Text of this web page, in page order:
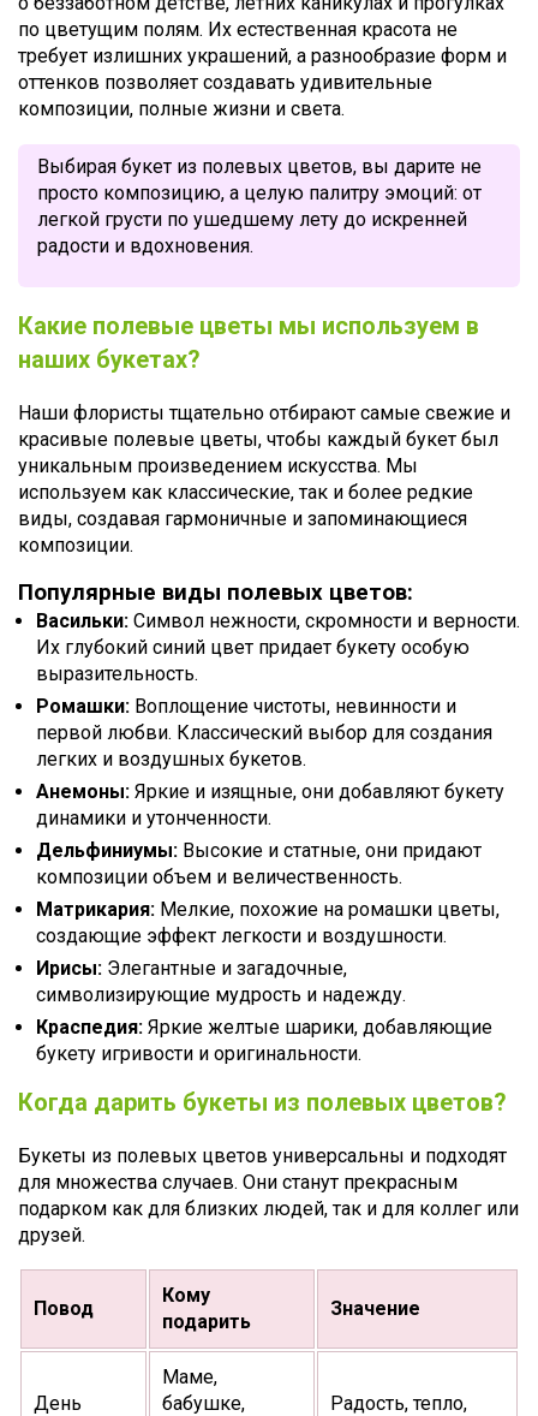
по цветущим полям. Их естественная красота не
требует излишних украшений, а разнообразие форм и
оттенков позволяет создавать удивительные
композиции, полные жизни и света.
Выбирая букет из полевых цветов, вы дарите не
просто композицию, а целую палитру эмоций: от
легкой грусти по ушедшему лету до искренней
радости и вдохновения.
Какие полевые цветы мы используем в
наших букетах?
Наши флористы тщательно отбирают самые свежие и
красивые полевые цветы, чтобы каждый букет был
уникальным произведением искусства. Мы
используем как классические, так и более редкие
виды, создавая гармоничные и запоминающиеся
композиции.
Популярные виды полевых цветов:
Васильки: Символ нежности, скромности и верности.
Их глубокий синий цвет придает букету особую
выразительность.
Ромашки: Воплощение чистоты, невинности и
первой любви. Классический выбор для создания
легких и воздушных букетов.
Анемоны: Яркие и изящные, они добавляют букету
динамики и утонченности.
Дельфиниумы: Высокие и статные, они придают
композиции объем и величественность.
Матрикария: Мелкие, похожие на ромашки цветы,
создающие эффект легкости и воздушности.
Ирисы: Элегантные и загадочные,
символизирующие мудрость и надежду.
Краспедия: Яркие желтые шарики, добавляющие
букету игривости и оригинальности.
Когда дарить букеты из полевых цветов?
Букеты из полевых цветов универсальны и подходят
для множества случаев. Они станут прекрасным
подарком как для близких людей, так и для коллег или
друзей.
Повод
Кому
подарить
Значение
День
Маме,
бабушке,
Радость, тепло,